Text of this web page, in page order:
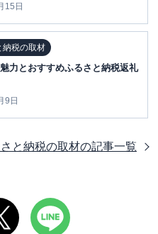
15日
納税の取材
力とおすすめふるさと納税返礼
9日
と納税の取材の記事一覧